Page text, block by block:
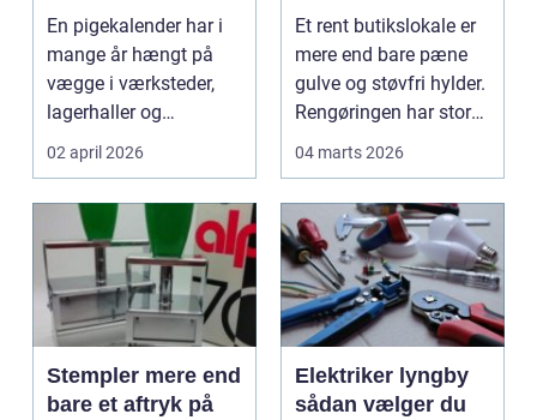
året rundt
En pigekalender har i
mange år hængt på
vægge i værksteder,
lagerhaller og
frokoststuer over hele
02 april 2026
butik, kunderne
har lyst til at
komme tilbage til
Et rent butikslokale er
mere end bare pæne
gulve og støvfri hylder.
Rengøringen har stor
betydning f...
04 marts 2026
Stempler mere end
bare et aftryk på
Elektriker lyngby
sådan vælger du